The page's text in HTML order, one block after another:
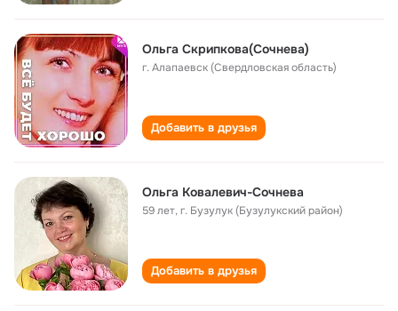
Ольга Скрипкова(Сочнева)
г. Алапаевск (Свердловская область)
Добавить в друзья
Ольга Ковалевич-Сочнева
59 лет,г. Бузулук (Бузулукский район)
Добавить в друзья